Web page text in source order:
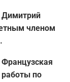
Димитрий
членом
по